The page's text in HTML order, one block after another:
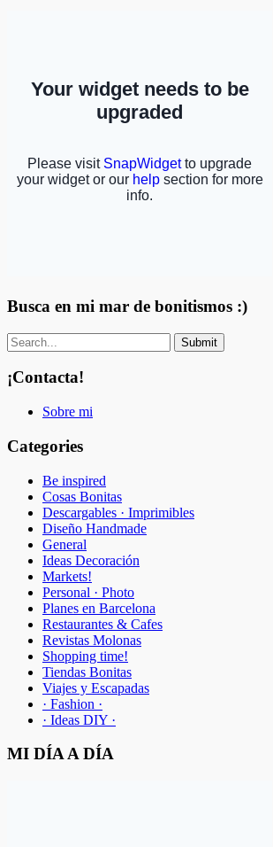
Busca en mi mar de bonitismos :)
¡Contacta!
Sobre mi
Categories
Be inspired
Cosas Bonitas
Descargables · Imprimibles
Diseño Handmade
General
Ideas Decoración
Markets!
Personal · Photo
Planes en Barcelona
Restaurantes & Cafes
Revistas Molonas
Shopping time!
Tiendas Bonitas
Viajes y Escapadas
· Fashion ·
· Ideas DIY ·
MI DÍA A DÍA